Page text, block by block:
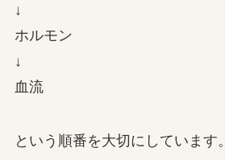
↓
ホルモン
↓
血流
という順番を大切にしています。